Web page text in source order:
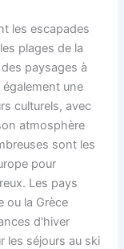
les escapades
plages de la
paysages à
une
culturels, avec
atmosphère
sont les
pour
Les pays
ou la Grèce
d'hiver
les séjours au ski